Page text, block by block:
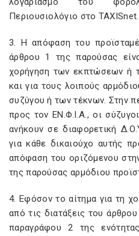
Περιουσιολόγιο στο TAXISnet.
3. Η απόφαση του
άρθρου 1 της παρούσας
χορήγηση των εκπτώσεων ή
και για τους λοιπούς
συζύγου ή των τέκνων. Στην
προς τον ΕΝ.Φ.Ι.Α., οι
ανήκουν σε διαφορετική
για κάθε δικαιούχο αυτής
απόφαση του οριζόμενου
της παρούσας αρμόδιου
4. Εφόσον το αίτημα για τη
από τις διατάξεις του
παραγράφου 2 της